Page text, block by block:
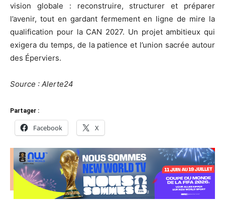
vision globale : reconstruire, structurer et préparer
l’avenir, tout en gardant fermement en ligne de mire la
qualification pour la CAN 2027. Un projet ambitieux qui
exigera du temps, de la patience et l’union sacrée autour
des Éperviers.
Source : Alerte24
Partager :
Facebook X